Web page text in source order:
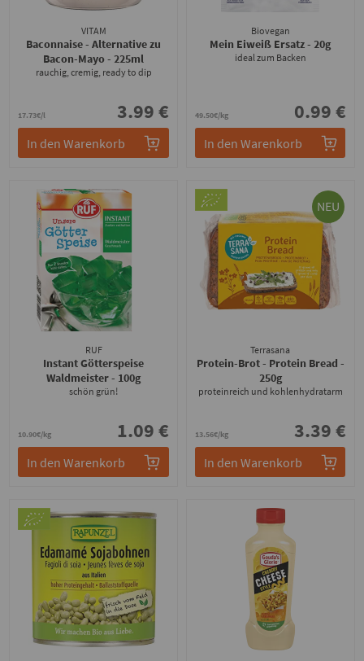
VITAM
Baconnaise - Alternative zu
Bacon-Mayo- 225ml
rauchig, cremig, ready to dip
17.73€/l 3.99 €
In den Warenkorb
Biovegan
Mein Eiweiß Ersatz- 20g
ideal zum Backen
49.50€/kg 0.99 €
In den Warenkorb
RUF
Instant Götterspeise
Waldmeister- 100g
schön grün!
10.90€/kg 1.09 €
In den Warenkorb
NEU
Terrasana
Protein-Brot - Protein Bread -
250g
proteinreich und kohlenhydratarm
13.56€/kg 3.39 €
In den Warenkorb